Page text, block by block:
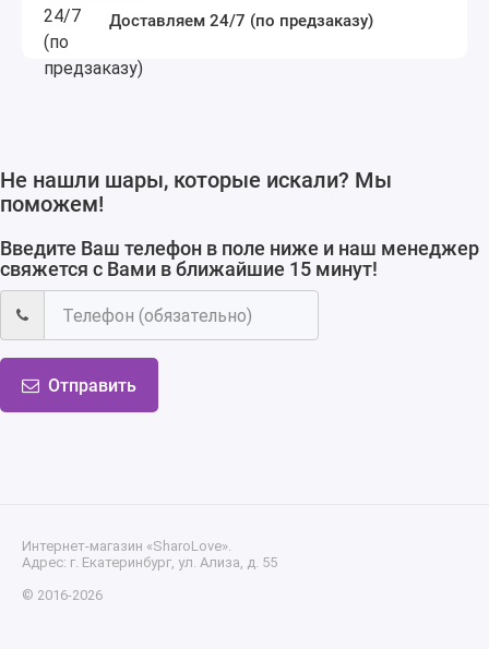
Доставляем 24/7 (по предзаказу)
Не нашли шары, которые искали? Мы
поможем!
Введите Ваш телефон в поле ниже и наш менеджер
свяжется с Вами в ближайшие 15 минут!
Отправить
Интернет-магазин «SharoLove».
Адрес: г. Екатеринбург, ул. Ализа, д. 55
© 2016-2026